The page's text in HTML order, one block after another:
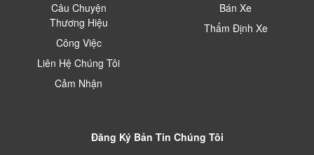
Câu Chuyện
Thương Hiệu
Công Việc
Liên Hệ Chúng Tôi
Cảm Nhận
Bán Xe
Thẩm Định Xe
Đăng Ký Bản Tin Chúng Tôi